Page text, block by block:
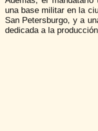
una base militar en la
San Petersburgo, y a
dedicada a la